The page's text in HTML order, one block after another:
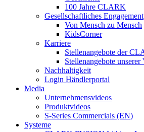
100 Jahre CLARK
Gesellschaftliches Engagement
Von Mensch zu Mensch
KidsCorner
Karriere
Stellenangebote der
Stellenangebote unserer
Nachhaltigkeit
Login Händlerportal
Media
Unternehmensvideos
Produktvideos
S-Series Commercials (EN)
Systeme